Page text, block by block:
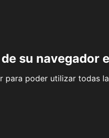
su navegador
para poder utilizar todas